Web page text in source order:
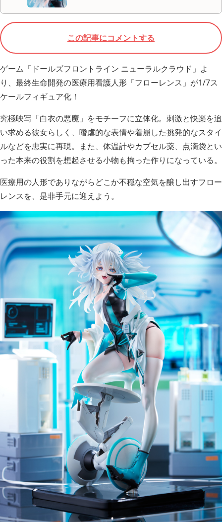
この記事にコメントする
ゲーム「ドールズフロントライン ニューラルクラウド」よ
り、最終生命開発の医療用看護人形「フローレンス」が1/7ス
ケールフィギュア化！
究極映写「白衣の悪魔」をモチーフに立体化。刺激と快楽を追
い求める彼女らしく、嗜虐的な表情や着崩した挑発的なスタイ
ルなどを忠実に再現。また、体温計やカプセル薬、点滴袋とい
った本来の役割を想起させる小物も拘った作りになっている。
医療用の人形でありながらどこか不穏な空気を醸し出すフロー
レンスを、是非手元に迎えよう。